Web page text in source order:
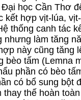
học Cần Thơ
kết hợp vịt-lúa,
thống canh tác
nhưng làm tăng
này cũng tăng
bèo tấm (Lemna
phần có bèo
có bổ sung bột
thay thế hoàn